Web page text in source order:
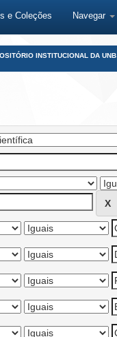
e Coleções Navegar
INSTITUCIONAL DA UNB